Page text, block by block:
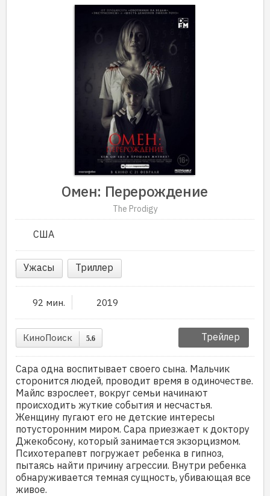
Омен: Перерождение
The Prodigy
США
Ужасы Триллер
92 мин. 2019
КиноПоиск 5.6 Трейлер
Сара одна воспитывает своего сына. Мальчик
сторонится людей, проводит время в одиночестве.
Майлс взрослеет, вокруг семьи начинают
происходить жуткие события и несчастья.
Женщину пугают его не детские интересы
потусторонним миром. Сара приезжает к доктору
Джекобсону, который занимается экзорцизмом.
Психотерапевт погружает ребенка в гипноз,
пытаясь найти причину агрессии. Внутри ребенка
обнаруживается темная сущность, убивающая все
живое.